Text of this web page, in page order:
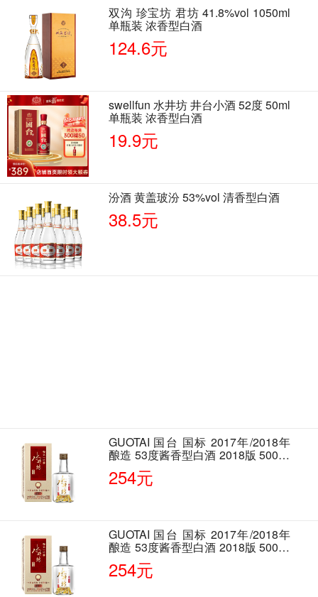
双沟 珍宝坊 君坊 41.8%vol 1050ml
单瓶装 浓香型白酒
124.6元
swellfun 水井坊 井台小酒 52度 50ml
单瓶装 浓香型白酒
19.9元
汾酒 黄盖玻汾 53%vol 清香型白酒
38.5元
GUOTAI 国台 国标 2017年/2018年
酿造 53度酱香型白酒 2018版 500ml
单瓶装
254元
GUOTAI 国台 国标 2017年/2018年
酿造 53度酱香型白酒 2018版 500ml
单瓶装
254元